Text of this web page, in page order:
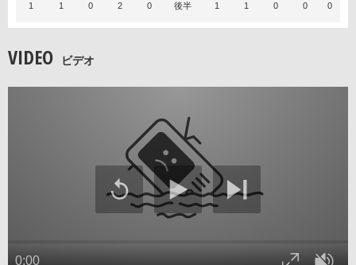
1 1 0 2 0 後半 1 1 0 0 0
VIDEO ビデオ